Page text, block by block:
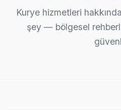
Kurye hizmetleri
şey — bölgesel